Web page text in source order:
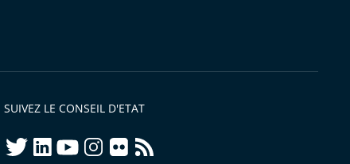
SUIVEZ LE CONSEIL D'ETAT
twitterlinkedInyoutubeinstagram
flickrrss